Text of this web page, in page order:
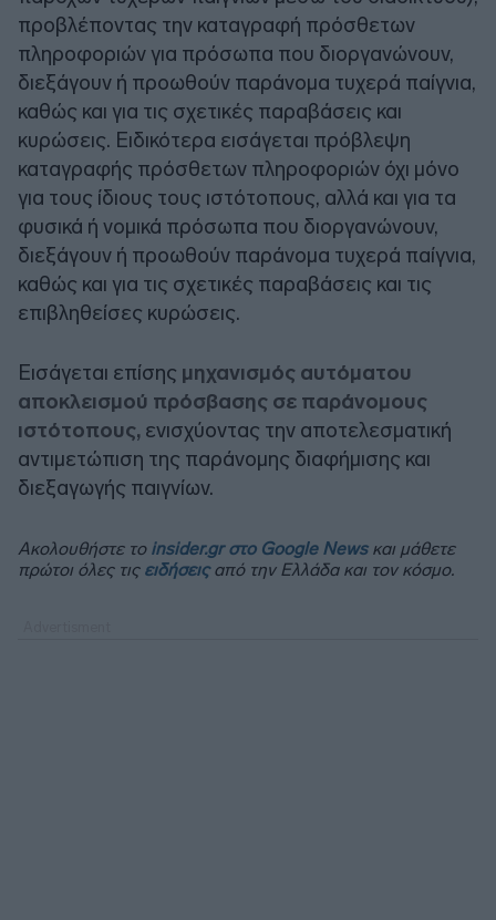
προβλέποντας την καταγραφή πρόσθετων
πληροφοριών για πρόσωπα που διοργανώνουν,
διεξάγουν ή προωθούν παράνομα τυχερά παίγνια,
καθώς και για τις σχετικές παραβάσεις και
κυρώσεις. Ειδικότερα εισάγεται πρόβλεψη
καταγραφής πρόσθετων πληροφοριών όχι μόνο
για τους ίδιους τους ιστότοπους, αλλά και για τα
φυσικά ή νομικά πρόσωπα που διοργανώνουν,
διεξάγουν ή προωθούν παράνομα τυχερά παίγνια,
καθώς και για τις σχετικές παραβάσεις και τις
επιβληθείσες κυρώσεις.
Εισάγεται επίσης μηχανισμός αυτόματου
αποκλεισμού πρόσβασης σε παράνομους
ιστότοπους, ενισχύοντας την αποτελεσματική
αντιμετώπιση της παράνομης διαφήμισης και
διεξαγωγής παιγνίων.
Ακολουθήστε το insider.gr στο Google Newsκαι μάθετε
πρώτοι όλες τις ειδήσειςαπό την Ελλάδα και τον κόσμο.